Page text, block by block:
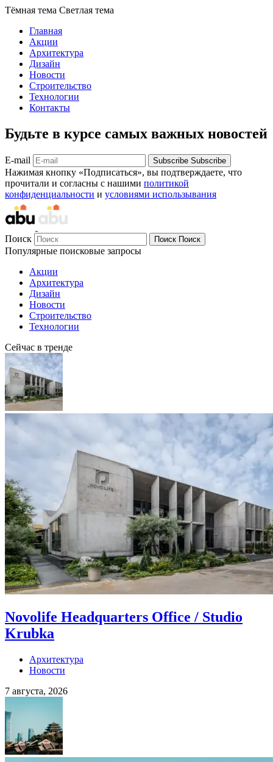
Тёмная тема Светлая тема
Главная
Акции
Архитектура
Дизайн
Новости
Строительство
Технологии
Контакты
Будьте в курсе самых важных новостей
E-mail Subscribe Subscribe
Нажимая кнопку «Подписаться», вы подтверждаете, что
прочитали и согласны с нашими политикой
конфиденциальности и условиями использывания
Поиск Поиск Поиск
Популярные поисковые запросы
Акции
Архитектура
Дизайн
Новости
Строительство
Технологии
Сейчас в тренде
Novolife Headquarters Office / Studio
Krubka
Архитектура
Новости
7 августа, 2026